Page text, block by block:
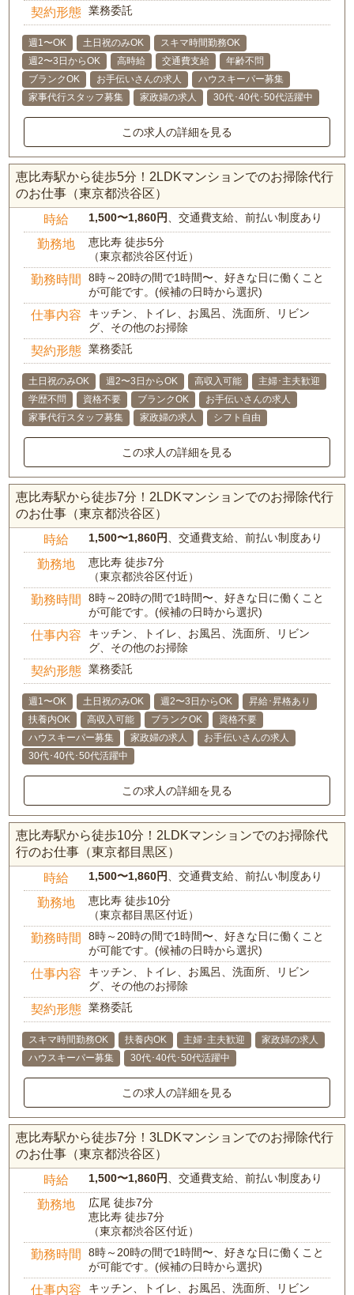
契約形態 業務委託
週1〜OK 土日祝のみOK
スキマ時間勤務OK
週2〜3日からOK
高時給 交通費支給
年齢不問
ブランクOK
お手伝いさんの求人
ハウスキーパー募集
家事代行スタッフ募集
家政婦の求人 30代･40代･50代活躍中
この求人の詳細を見る
恵比寿駅から徒歩5分！2LDKマンションでのお掃除代行
のお仕事（東京都渋谷区）
時給 1,500〜1,860円、交通費支給、前払い制度あり
勤務地
恵比寿 徒歩5分
（東京都渋谷区付近）
勤務時間
8時～20時の間で1時間〜、好きな日に働くこと
が可能です。(候補の日時から選択)
仕事内容
キッチン、トイレ、お風呂、洗面所、リビン
グ、その他のお掃除
契約形態 業務委託
土日祝のみOK 週2〜3日からOK 高収入可能
主婦･主夫歓迎
学歴不問
資格不要 ブランクOK
お手伝いさんの求人
家事代行スタッフ募集
家政婦の求人 シフト自由
この求人の詳細を見る
恵比寿駅から徒歩7分！2LDKマンションでのお掃除代行
のお仕事（東京都渋谷区）
時給 1,500〜1,860円、交通費支給、前払い制度あり
勤務地
恵比寿 徒歩7分
（東京都渋谷区付近）
勤務時間
8時～20時の間で1時間〜、好きな日に働くこと
が可能です。(候補の日時から選択)
仕事内容
キッチン、トイレ、お風呂、洗面所、リビン
グ、その他のお掃除
契約形態 業務委託
週1〜OK 土日祝のみOK 週2〜3日からOK
昇給･昇格あり
扶養内OK
高収入可能 ブランクOK
資格不要
ハウスキーパー募集
家政婦の求人
お手伝いさんの求人
30代･40代･50代活躍中
この求人の詳細を見る
恵比寿駅から徒歩10分！2LDKマンションでのお掃除代
行のお仕事（東京都目黒区）
時給 1,500〜1,860円、交通費支給、前払い制度あり
勤務地
恵比寿 徒歩10分
（東京都目黒区付近）
勤務時間
8時～20時の間で1時間〜、好きな日に働くこと
が可能です。(候補の日時から選択)
仕事内容
キッチン、トイレ、お風呂、洗面所、リビン
グ、その他のお掃除
契約形態 業務委託
スキマ時間勤務OK 扶養内OK 主婦･主夫歓迎
家政婦の求人
ハウスキーパー募集
30代･40代･50代活躍中
この求人の詳細を見る
恵比寿駅から徒歩7分！3LDKマンションでのお掃除代行
のお仕事（東京都渋谷区）
時給 1,500〜1,860円、交通費支給、前払い制度あり
勤務地
広尾 徒歩7分
恵比寿 徒歩7分
（東京都渋谷区付近）
勤務時間
8時～20時の間で1時間〜、好きな日に働くこと
が可能です。(候補の日時から選択)
仕事内容
キッチン、トイレ、お風呂、洗面所、リビン